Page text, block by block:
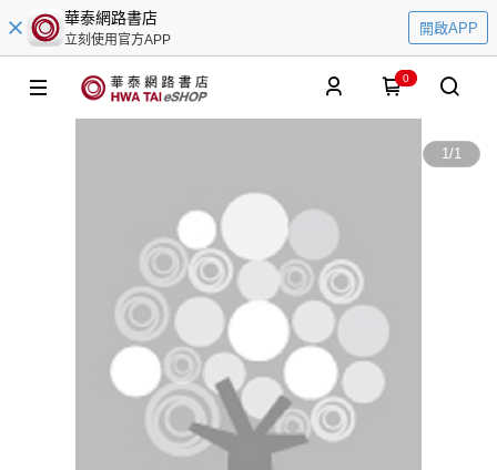
華泰網路書店
立刻使用官方APP
開啟APP
0
1/1